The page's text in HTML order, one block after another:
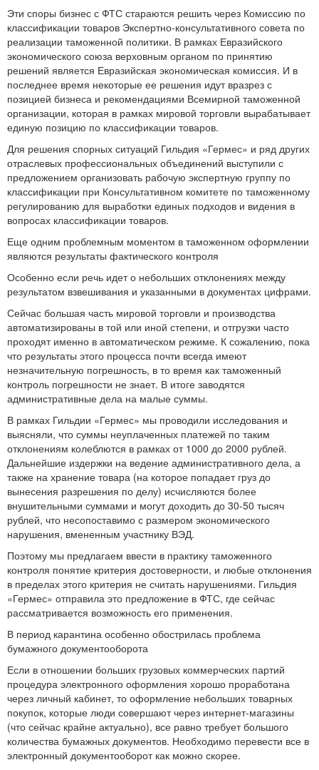
Эти споры бизнес с ФТС стараются решить через Комиссию по
классификации товаров Экспертно-консультативного совета по
реализации таможенной политики. В рамках Евразийского
экономического союза верховным органом по принятию
решений является Евразийская экономическая комиссия. И в
последнее время некоторые ее решения идут вразрез с
позицией бизнеса и рекомендациями Всемирной таможенной
организации, которая в рамках мировой торговли вырабатывает
единую позицию по классификации товаров.
Для решения спорных ситуаций Гильдия «Гермес» и ряд других
отраслевых профессиональных объединений выступили с
предложением организовать рабочую экспертную группу по
классификации при Консультативном комитете по таможенному
регулированию для выработки единых подходов и видения в
вопросах классификации товаров.
Еще одним проблемным моментом в таможенном оформлении
являются результаты фактического контроля
Особенно если речь идет о небольших отклонениях между
результатом взвешивания и указанными в документах цифрами.
Сейчас большая часть мировой торговли и производства
автоматизированы в той или иной степени, и отгрузки часто
проходят именно в автоматическом режиме. К сожалению, пока
что результаты этого процесса почти всегда имеют
незначительную погрешность, в то время как таможенный
контроль погрешности не знает. В итоге заводятся
административные дела на малые суммы.
В рамках Гильдии «Гермес» мы проводили исследования и
выясняли, что суммы неуплаченных платежей по таким
отклонениям колеблются в рамках от 1000 до 2000 рублей.
Дальнейшие издержки на ведение административного дела, а
также на хранение товара (на которое попадает груз до
вынесения разрешения по делу) исчисляются более
внушительными суммами и могут доходить до 30-50 тысяч
рублей, что несопоставимо с размером экономического
нарушения, вмененным участнику ВЭД.
Поэтому мы предлагаем ввести в практику таможенного
контроля понятие критерия достоверности, и любые отклонения
в пределах этого критерия не считать нарушениями. Гильдия
«Гермес» отправила это предложение в ФТС, где сейчас
рассматривается возможность его применения.
В период карантина особенно обострилась проблема
бумажного документооборота
Если в отношении больших грузовых коммерческих партий
процедура электронного оформления хорошо проработана
через личный кабинет, то оформление небольших товарных
покупок, которые люди совершают через интернет-магазины
(что сейчас крайне актуально), все равно требует большого
количества бумажных документов. Необходимо перевести все в
электронный документооборот как можно скорее.